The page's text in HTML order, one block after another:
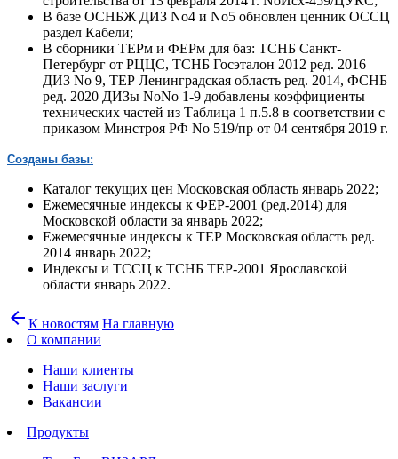
В базе ОСНБЖ ДИЗ No4 и No5 обновлен ценник ОССЦ
раздел Кабели;
В сборники ТЕРм и ФЕРм для баз: ТСНБ Санкт-
Петербург от РЦЦС, ТСНБ Госэталон 2012 ред. 2016
ДИЗ No 9, ТЕР Ленинградская область ред. 2014, ФСНБ
ред. 2020 ДИЗы NoNo 1-9 добавлены коэффициенты
технических частей из Таблица 1 п.5.8 в соответствии с
приказом Минстроя РФ No 519/пр от 04 сентября 2019 г.
Созданы базы:
Каталог текущих цен Московская область январь 2022;
Ежемесячные индексы к ФЕР-2001 (ред.2014) для
Московской области за январь 2022;
Ежемесячные индексы к ТЕР Московская область ред.
2014 январь 2022;
Индексы и ТССЦ к ТСНБ ТЕР-2001 Ярославской
области январь 2022.
arrow_back К новостям На главную
О компании
Наши клиенты
Наши заслуги
Вакансии
Продукты